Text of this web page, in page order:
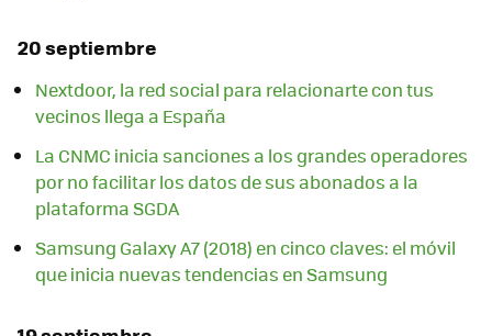
20 septiembre
Nextdoor, la red social para relacionarte con tus
vecinos llega a España
La CNMC inicia sanciones a los grandes operadores
por no facilitar los datos de sus abonados a la
plataforma SGDA
Samsung Galaxy A7 (2018) en cinco claves: el móvil
que inicia nuevas tendencias en Samsung